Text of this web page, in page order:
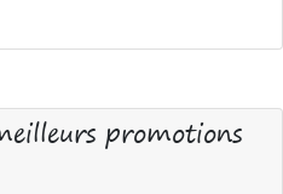
promotions